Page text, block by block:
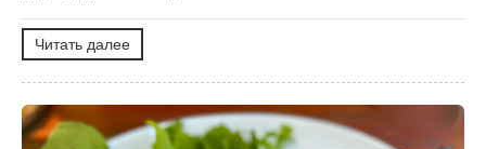
Читать далее